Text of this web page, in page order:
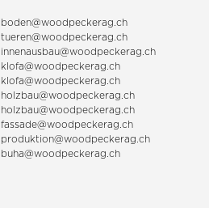
boden@woodpeckerag.ch
tueren@woodpeckerag.ch
innenausbau@woodpeckerag.ch
klofa@woodpeckerag.ch
klofa@woodpeckerag.ch
holzbau@woodpeckerag.ch
holzbau@woodpeckerag.ch
fassade@woodpeckerag.ch
produktion@woodpeckerag.ch
buha@woodpeckerag.ch